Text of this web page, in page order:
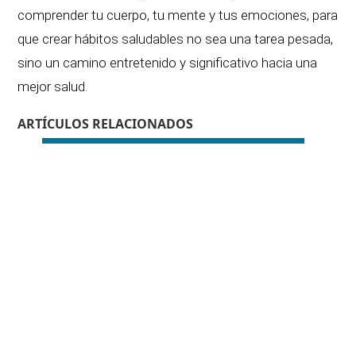
comprender tu cuerpo, tu mente y tus emociones, para
que crear hábitos saludables no sea una tarea pesada,
sino un camino entretenido y significativo hacia una
mejor salud.
ARTÍCULOS RELACIONADOS